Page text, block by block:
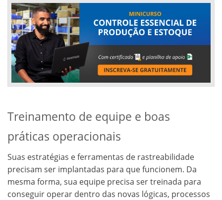
Treinamento de equipe e boas
práticas operacionais
Suas estratégias e ferramentas de rastreabilidade
precisam ser implantadas para que funcionem. Da
mesma forma, sua equipe precisa ser treinada para
conseguir operar dentro das novas lógicas, processos